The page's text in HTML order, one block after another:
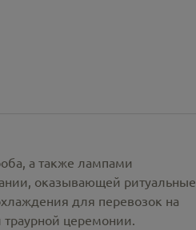
а также лампами
оказывающей ритуальные
для перевозок на
церемонии.